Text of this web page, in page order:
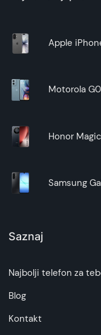
Apple
Motorola
Honor
Samsung
Saznaj
Najbolji telefon za
Blog
Kontakt